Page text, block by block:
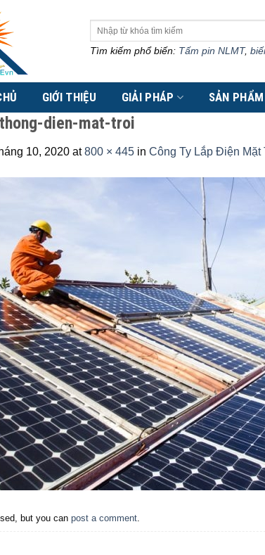
kiếm:
Tìm kiếm phổ biến: Tấm pin NLMT,
GIỚI THIỆU GIẢI PHÁP SẢN PHẨM
dien-mat-troi
10, 2020 at800 × 445 in Công Ty Lắp Điện Mặt
but you can post a comment.